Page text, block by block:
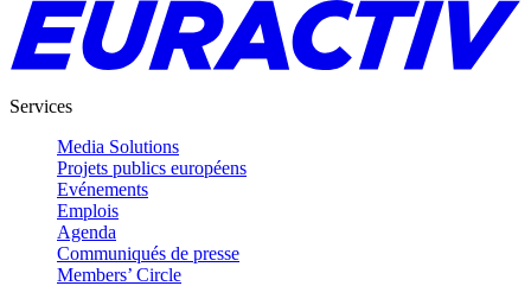
Services
Media Solutions
Projets publics européens
Evénements
Emplois
Agenda
Communiqués de presse
Members’ Circle